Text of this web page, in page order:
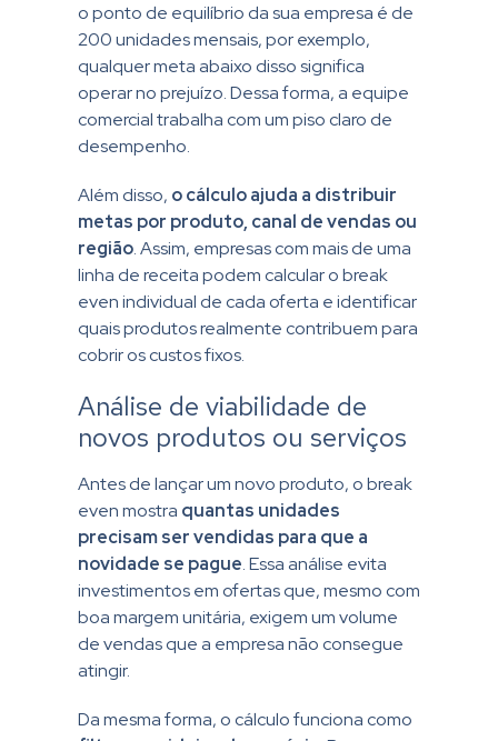
o ponto de equilíbrio da sua empresa é de
200 unidades mensais, por exemplo,
qualquer meta abaixo disso significa
operar no prejuízo. Dessa forma, a equipe
comercial trabalha com um piso claro de
desempenho.
Além disso, o cálculo ajuda a distribuir
metas por produto, canal de vendas ou
região. Assim, empresas com mais de uma
linha de receita podem calcular o break
even individual de cada oferta e identificar
quais produtos realmente contribuem para
cobrir os custos fixos.
Análise de viabilidade de
novos produtos ou serviços
Antes de lançar um novo produto, o break
even mostra quantas unidades
precisam ser vendidas para que a
novidade se pague. Essa análise evita
investimentos em ofertas que, mesmo com
boa margem unitária, exigem um volume
de vendas que a empresa não consegue
atingir.
Da mesma forma, o cálculo funciona como